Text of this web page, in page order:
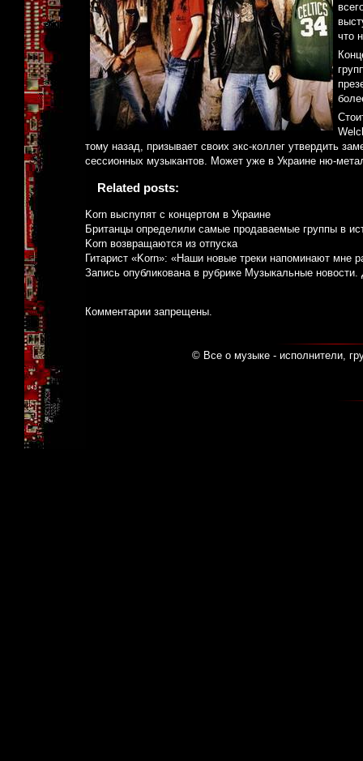
что
тому назад, призывает своих экс-коллег утвердить
сессионных музыкантов. Может уже в Украине ню-
Related posts:
Korn высnупят с концертом в Украине
Британцы определили самые продаваемые группы в
Korn возвращаются из отпуска
Гитарист «Korn»: «Наши новые треки напоминают мне
Запись опубликована в рубрике Музыкальные новости.
Комментарии запрещены.
© Все о музыке - исполнители,